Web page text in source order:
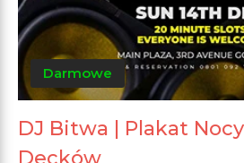
Darmowe
DJ Bitwa | Plakat